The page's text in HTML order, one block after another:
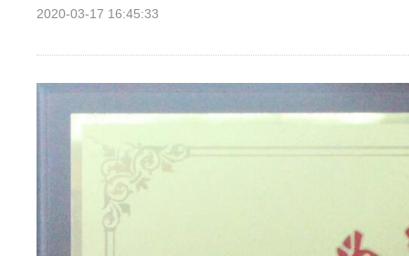
2020-03-17 16:45:33